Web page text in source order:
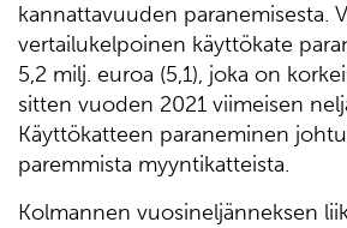
kannattavuuden paranemisesta.
vertailukelpoinen käyttökate
5,2 milj. euroa (5,1), joka on
sitten vuoden 2021 viimeisen
Käyttökatteen paraneminen
paremmista myyntikatteista.
Kolmannen vuosineljänneksen